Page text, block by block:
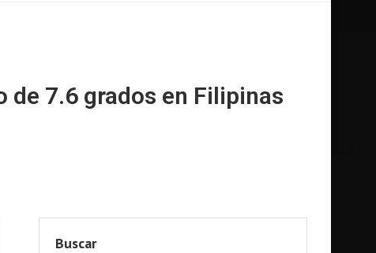
de 7.6 grados en Filipinas
Buscar